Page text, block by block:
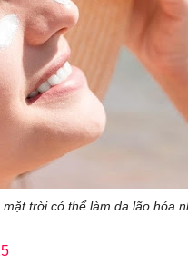
trời có thể làm da lão hóa